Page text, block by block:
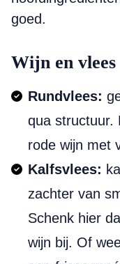
goed.
Wijn en vlees
Rundvlees:
qua structuur.
rode wijn met
Kalfsvlees:
zachter van
Schenk hier
wijn bij. Of